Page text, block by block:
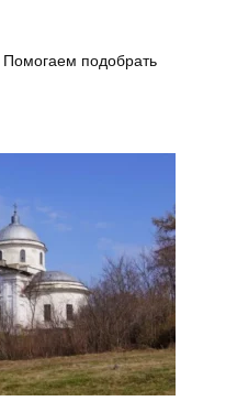
Помогаем подобрать